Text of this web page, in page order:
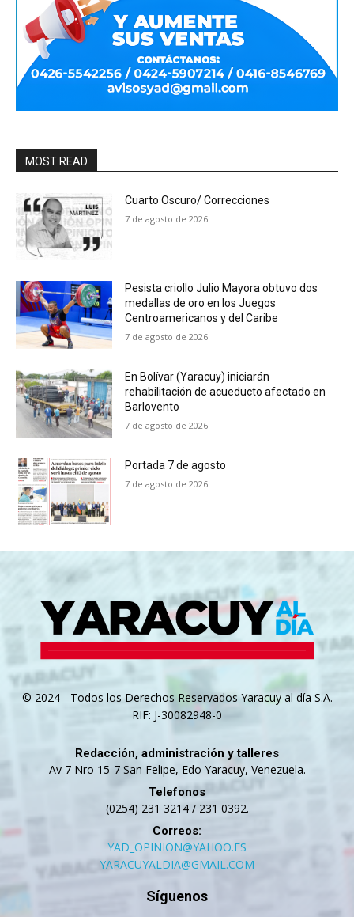
MOST READ
Cuarto Oscuro/ Correcciones
7 de agosto de 2026
Pesista criollo Julio Mayora obtuvo dos
medallas de oro en los Juegos
Centroamericanos y del Caribe
7 de agosto de 2026
En Bolívar (Yaracuy) iniciarán
rehabilitación de acueducto afectado en
Barlovento
7 de agosto de 2026
Portada 7 de agosto
7 de agosto de 2026
© 2024 - Todos los Derechos Reservados Yaracuy al día S.A.
RIF: J-30082948-0
Redacción, administración y talleres
Av 7 Nro 15-7 San Felipe, Edo Yaracuy, Venezuela.
Telefonos
(0254) 231 3214 / 231 0392.
Correos:
YAD_OPINION@YAHOO.ES
YARACUYALDIA@GMAIL.COM
Síguenos